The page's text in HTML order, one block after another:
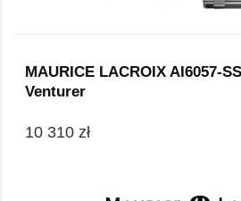
MAURICE LACROIX AI6057-
Venturer
10 310 zł